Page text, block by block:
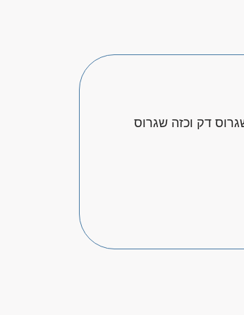
דק וכזה שגרוס